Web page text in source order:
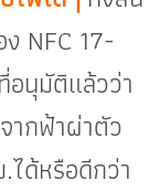
NFC 17-
นุมัติแล้วว่า
ากฟ้าผ่าตัว
ได้หรือดีกว่า